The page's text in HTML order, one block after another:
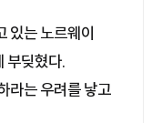
있는 노르웨이
부딪혔다.
라는 우려를 낳고